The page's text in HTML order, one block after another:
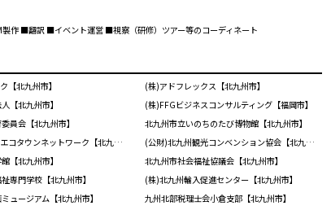
■翻訳 ■イベント運営 ■視察（研修）ツアー等のコーディネート
【北九州市】
(株)アドフレックス【北九州市】
【北九州市】
(株)FFGビジネスコンサルティング【福岡市】
員会【北九州市】
北九州市立いのちのたび博物館【北九州市】
(一社)北九州エコタウンネットワーク【北九州市】
(公財)北九州観光コンベンション協会【北九州市】
【北九州市】
北九州市社会福祉協議会【北九州市】
専門学校【北九州市】
(株)北九州輸入促進センター【北九州市】
ュージアム【北九州市】
九州北部税理士会小倉支部【北九州市】